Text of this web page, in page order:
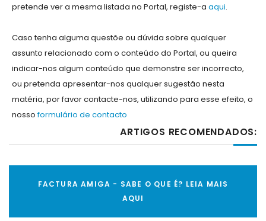
pretende ver a mesma listada no Portal, registe-a aqui.
Caso tenha alguma questõe ou dúvida sobre qualquer
assunto relacionado com o conteúdo do Portal, ou queira
indicar-nos algum conteúdo que demonstre ser incorrecto,
ou pretenda apresentar-nos qualquer sugestão nesta
matéria, por favor contacte-nos, utilizando para esse efeito, o
nossoformulário de contacto
ARTIGOS RECOMENDADOS:
FACTURA AMIGA - SABE O QUE É? LEIA MAIS
AQUI